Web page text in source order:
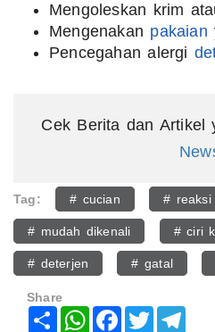
Mengoleskan krim
Mengenakan pakaian
Pencegahan alergi
Cek Berita dan Artikel
Tag: # cucian # reaksi
# mudah dikenali # ciri
# deterjen # gatal
Share
Share WhatsAppFacebook
Twitter